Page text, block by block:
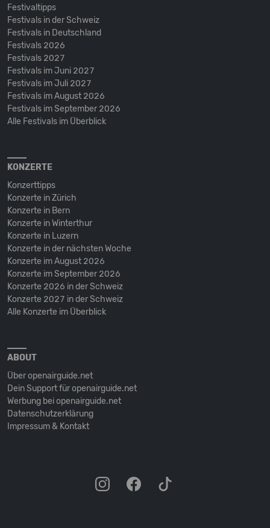
Festivaltipps
Festivals in der Schweiz
Festivals in Deutschland
Festivals 2026
Festivals 2027
Festivals im Juni 2027
Festivals im Juli 2027
Festivals im August 2026
Festivals im September 2026
Alle Festivals im Überblick
KONZERTE
Konzerttipps
Konzerte in Zürich
Konzerte in Bern
Konzerte in Winterthur
Konzerte in Luzern
Konzerte in der nächsten Woche
Konzerte im August 2026
Konzerte im September 2026
Konzerte 2026 in der Schweiz
Konzerte 2027 in der Schweiz
Alle Konzerte im Überblick
ABOUT
Über openairguide.net
Dein Support für openairguide.net
Werbung bei openairguide.net
Datenschutz­erklärung
Impressum & Kontakt